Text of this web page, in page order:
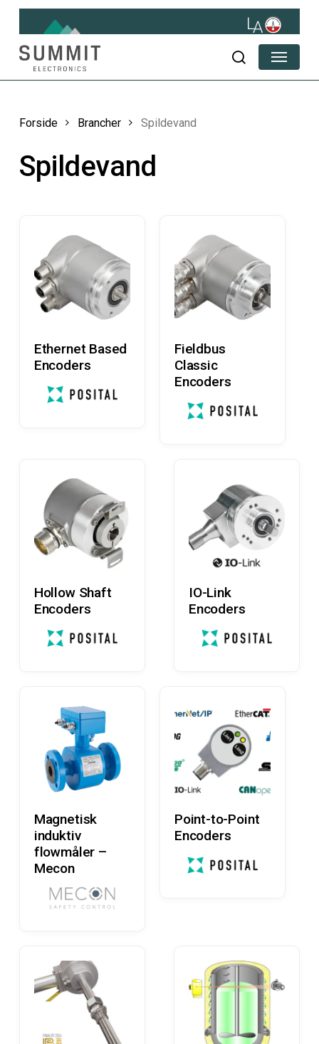
Skip
main
content
søg
Menu
Forside Brancher Spildevand
Spildevand
Ethernet Based
Encoders
Læs Mere
Fieldbus
Classic
Encoders
Læs Mere
Hollow Shaft
Encoders
Læs Mere
IO-Link
Encoders
Læs Mere
Magnetisk
induktiv
flowmåler –
Mecon
Point-to-Point
Encoders